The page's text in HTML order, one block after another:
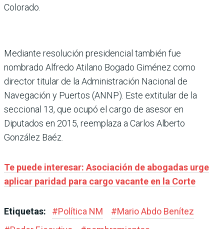
Colorado.
Mediante resolución presidencial también fue
nombrado Alfredo Atilano Bogado Giménez como
director titular de la Administración Nacional de
Navegación y Puertos (ANNP). Este extitular de la
seccional 13, que ocupó el cargo de asesor en
Diputados en 2015, reemplaza a Carlos Alberto
González Baéz.
Te puede interesar: Asociación de abogadas urge
aplicar paridad para cargo vacante en la Corte
Etiquetas: #Política NM #Mario Abdo Benítez